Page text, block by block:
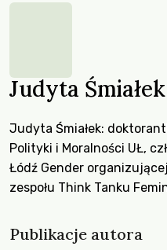
Judyta Śmiałek
Judyta Śmiałek:
Polityki i Moralności UŁ,
Łódź Gender
zespołu Think Tanku
Publikacje autora